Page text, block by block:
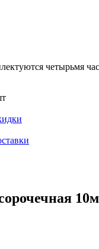
четырьмя